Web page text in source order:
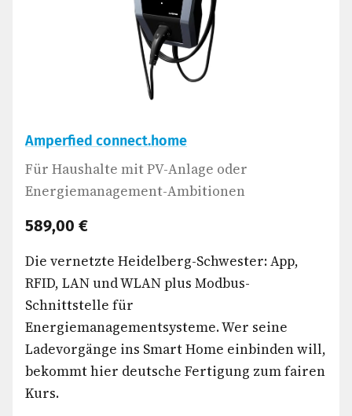
Amperfied connect.home
Für Haushalte mit PV-Anlage oder
Energiemanagement-Ambitionen
589,00 €
Die vernetzte Heidelberg-Schwester: App,
RFID, LAN und WLAN plus Modbus-
Schnittstelle für
Energiemanagementsysteme. Wer seine
Ladevorgänge ins Smart Home einbinden will,
bekommt hier deutsche Fertigung zum fairen
Kurs.